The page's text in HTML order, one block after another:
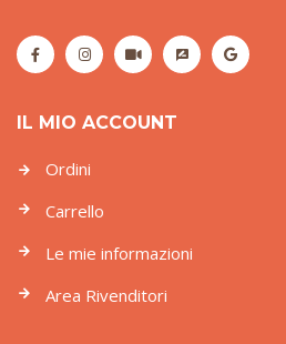
IL MIO ACCOUNT
Ordini
Carrello
Le mie informazioni
Area Rivenditori